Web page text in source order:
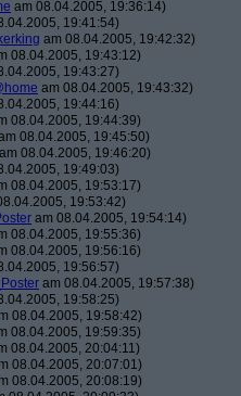
am 08.04.2005, 19:36:14)
19:41:54)
am 08.04.2005, 19:42:32)
08.04.2005, 19:43:12)
19:43:27)
am 08.04.2005, 19:43:32)
19:44:16)
08.04.2005, 19:44:39)
08.04.2005, 19:45:50)
am 08.04.2005, 19:46:20)
19:49:03)
08.04.2005, 19:53:17)
19:53:42)
am 08.04.2005, 19:54:14)
08.04.2005, 19:55:36)
08.04.2005, 19:56:16)
19:56:57)
am 08.04.2005, 19:57:38)
19:58:25)
08.04.2005, 19:58:42)
08.04.2005, 19:59:35)
08.04.2005, 20:04:11)
08.04.2005, 20:07:01)
08.04.2005, 20:08:19)